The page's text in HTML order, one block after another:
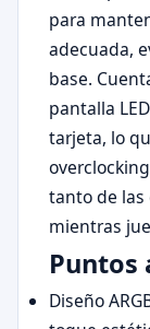
para
adecuada,
base.
pantalla
tarjeta, lo
tanto de las
mientras
Puntos
Diseño